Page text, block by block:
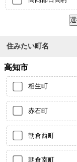
住みたい町名
高知市
相生町
赤石町
朝倉西町
朝倉南町